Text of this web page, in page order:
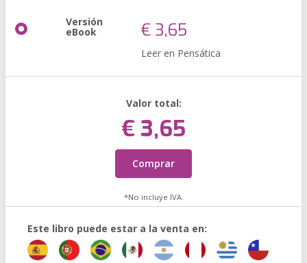
Versión
eBook € 3,65
Leer en Pensática
Valor total:
€ 3,65
Comprar
*No incluye IVA.
Este libro puede estar a la venta en: